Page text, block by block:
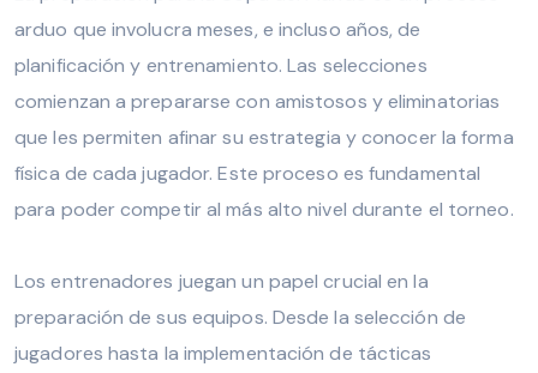
arduo que involucra meses, e incluso años, de
planificación y entrenamiento. Las selecciones
comienzan a prepararse con amistosos y eliminatorias
que les permiten afinar su estrategia y conocer la forma
física de cada jugador. Este proceso es fundamental
para poder competir al más alto nivel durante el torneo.
Los entrenadores juegan un papel crucial en la
preparación de sus equipos. Desde la selección de
jugadores hasta la implementación de tácticas